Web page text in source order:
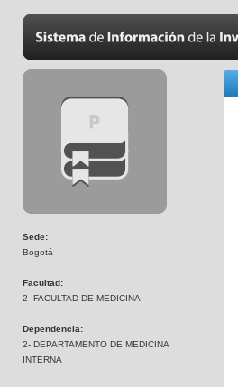
Sede:
Bogotá
Facultad:
2- FACULTAD DE MEDICINA
Dependencia:
2- DEPARTAMENTO DE MEDICINA
INTERNA